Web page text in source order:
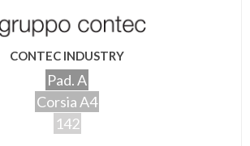
CONTEC INDUSTRY
Pad. A
Corsia A4
142